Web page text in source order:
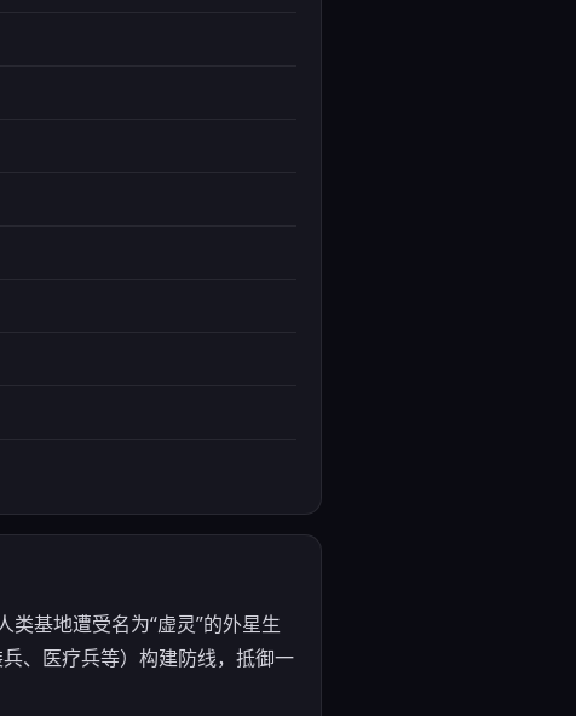
基地遭受名为“虚灵”的外星生
、医疗兵等）构建防线，抵御一